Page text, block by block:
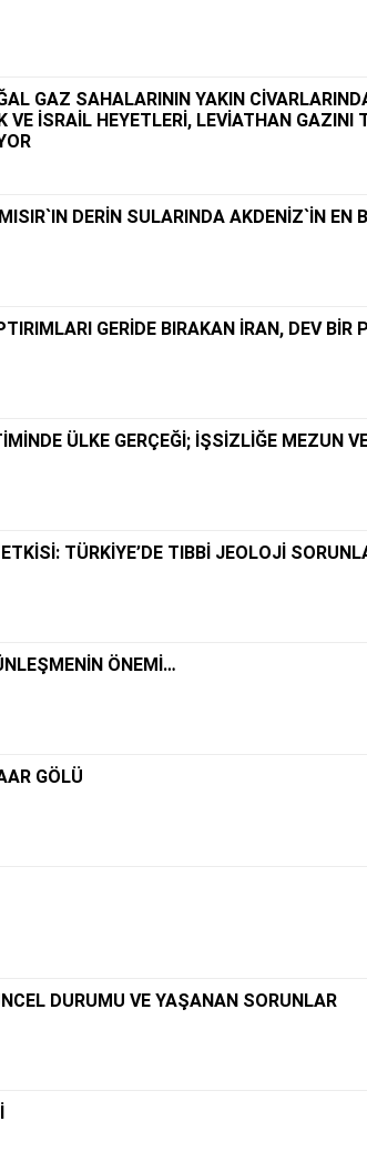
GAZ SAHALARININ YAKIN
VE İSRAİL HEYETLERİ, LEVİATHAN GAZINI
DERİN SULARINDA AKDENİZ`İN EN
GERİDE BIRAKAN İRAN, DEV BİR
ÜLKE GERÇEĞİ; İŞSİZLİĞE MEZUN
TÜRKİYE’DE TIBBİ JEOLOJİ
ÖNEMİ…
GÖLÜ
DURUMU VE YAŞANAN SORUNLAR